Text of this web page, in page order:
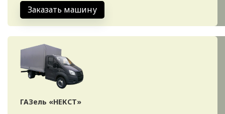
Заказать машину
ГАЗель «НЕКСТ»